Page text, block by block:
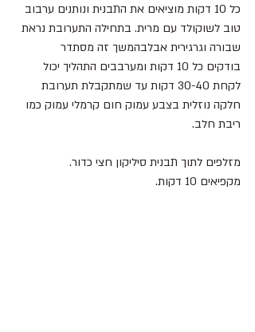
כל 10 דקות מוציאים את התבנית ונותנים ערבוב
טוב לשוקולד עם מרית. בתחילה התערובת נראת
שבורה וגרגירית אבלבהמשך זה מסתדר
בודקים כל 10 דקות ומערבבים התהליך יכול
לקחת 30-40 דקות עד שמתקבלת תערובת
חלקה נוזלית בצבע עמוק חום קרמלי עמוק כמו
ריבת חלב.
מזלפים לתוך תבנית סיליקון חצי כדור.
מקפיאים 10 דקות.